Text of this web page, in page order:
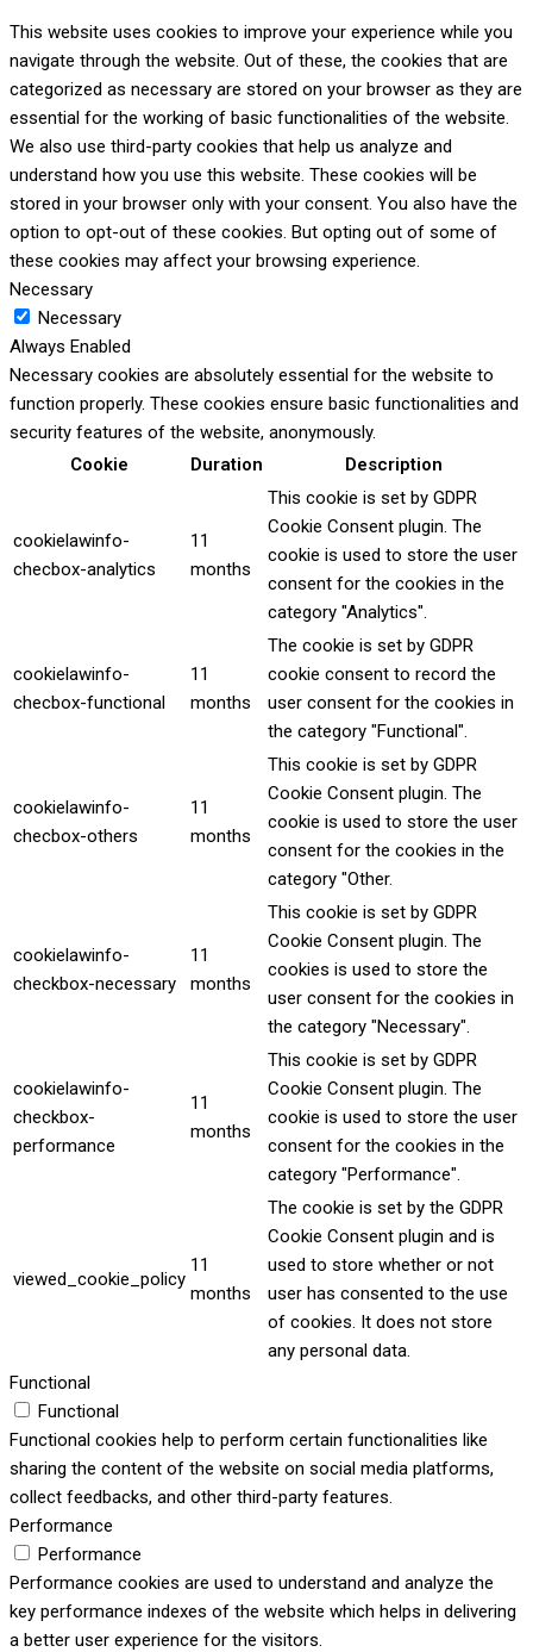
This website uses cookies to improve your experience while you
navigate through the website. Out of these, the cookies that are
categorized as necessary are stored on your browser as they are
essential for the working of basic functionalities of the website.
We also use third-party cookies that help us analyze and
understand how you use this website. These cookies will be
stored in your browser only with your consent. You also have the
option to opt-out of these cookies. But opting out of some of
these cookies may affect your browsing experience.
Necessary
Necessary
Always Enabled
Necessary cookies are absolutely essential for the website to
function properly. These cookies ensure basic functionalities and
security features of the website, anonymously.
Cookie
Duration Description
cookielawinfo-
checbox-analytics
11
months
This cookie is set by GDPR
Cookie Consent plugin. The
cookie is used to store the user
consent for the cookies in the
category "Analytics".
cookielawinfo-
checbox-functional
11
months
The cookie is set by GDPR
cookie consent to record the
user consent for the cookies in
the category "Functional".
cookielawinfo-
checbox-others
11
months
This cookie is set by GDPR
Cookie Consent plugin. The
cookie is used to store the user
consent for the cookies in the
category "Other.
cookielawinfo-
checkbox-necessary
11
months
This cookie is set by GDPR
Cookie Consent plugin. The
cookies is used to store the
user consent for the cookies in
the category "Necessary".
cookielawinfo-
checkbox-
performance
11
months
This cookie is set by GDPR
Cookie Consent plugin. The
cookie is used to store the user
consent for the cookies in the
category "Performance".
viewed_cookie_policy
11
months
The cookie is set by the GDPR
Cookie Consent plugin and is
used to store whether or not
user has consented to the use
of cookies. It does not store
any personal data.
Functional
Functional
Functional cookies help to perform certain functionalities like
sharing the content of the website on social media platforms,
collect feedbacks, and other third-party features.
Performance
Performance
Performance cookies are used to understand and analyze the
key performance indexes of the website which helps in delivering
a better user experience for the visitors.